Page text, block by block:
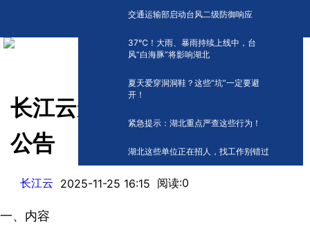
交通运输部启动台风二级防御响应
​37℃！大雨、暴雨持续上线中，台
风“白海豚”将影响湖北
夏天爱穿洞洞鞋？这些“坑”一定要避
开！
紧急提示：湖北重点严查这些行为！
湖北这些单位正在招人，找工作别错过
长江云短剧采购项目采购终止
公告
长江云 2025-11-25 16:15 阅读:0
一、内容